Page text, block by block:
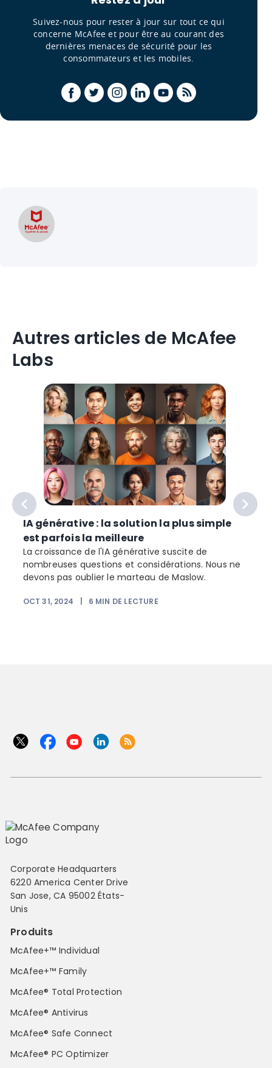
Suivez-nous pour rester à jour sur tout ce qui
concerne McAfee et pour être au courant des
dernières menaces de sécurité pour les
consommateurs et les mobiles.
Autres articles de McAfee
Labs
IA générative : la solution la plus simple
est parfois la meilleure
La croissance de l'IA générative suscite de
nombreuses questions et considérations. Nous ne
devons pas oublier le marteau de Maslow.
OCT 31, 2024 6 MIN DE LECTURE
Corporate Headquarters
6220 America Center Drive
San Jose, CA 95002 États-
Unis
Produits
McAfee+™ Individual
McAfee+™ Family
McAfee® Total Protection
McAfee® Antivirus
McAfee® Safe Connect
McAfee® PC Optimizer